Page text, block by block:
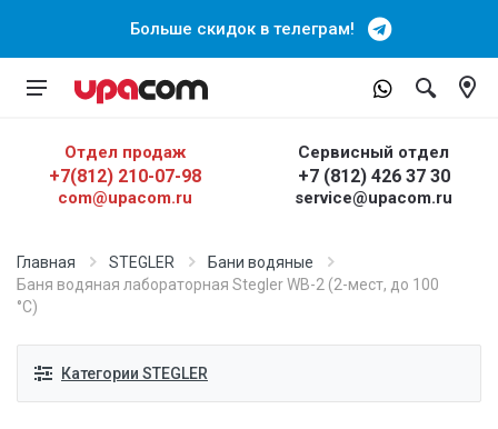
Больше скидок в телеграм!
Отдел продаж
+7(812) 210-07-98
com@upacom.ru
Сервисный отдел
+7 (812) 426 37 30
service@upacom.ru
Главная STEGLER
Бани водяные
Баня водяная лабораторная Stegler WB-2 (2-мест, до 100
°С)
Категории STEGLER